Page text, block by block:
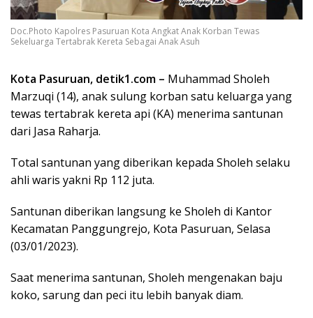
Doc.Photo Kapolres Pasuruan Kota Angkat Anak Korban Tewas
Sekeluarga Tertabrak Kereta Sebagai Anak Asuh
Kota Pasuruan, detik1.com – Muhammad Sholeh
Marzuqi (14), anak sulung korban satu keluarga yang
tewas tertabrak kereta api (KA) menerima santunan
dari Jasa Raharja.
Total santunan yang diberikan kepada Sholeh selaku
ahli waris yakni Rp 112 juta.
Santunan diberikan langsung ke Sholeh di Kantor
Kecamatan Panggungrejo, Kota Pasuruan, Selasa
(03/01/2023).
Saat menerima santunan, Sholeh mengenakan baju
koko, sarung dan peci itu lebih banyak diam.